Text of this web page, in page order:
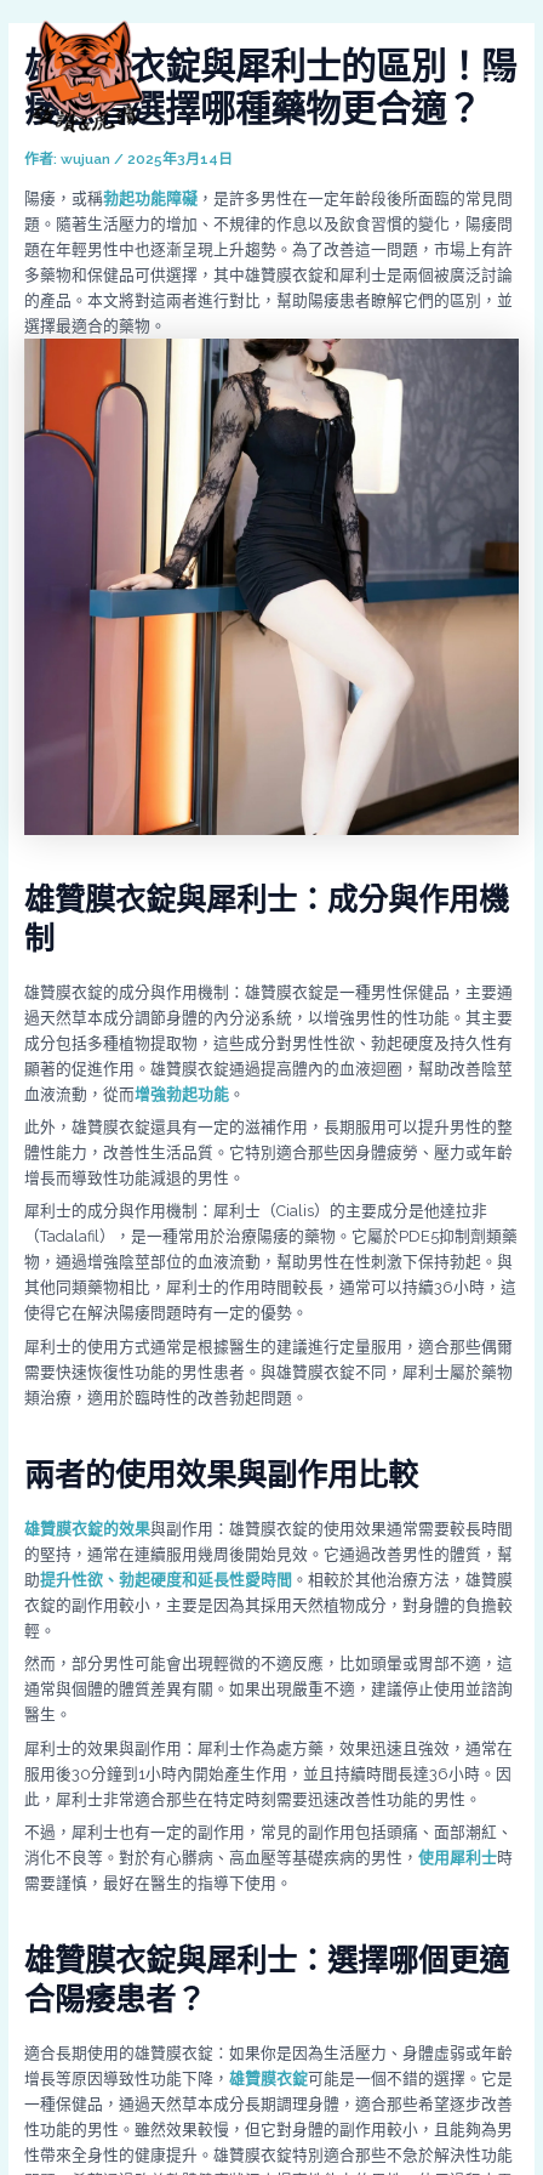
雄贊膜衣錠與犀利士的區別！陽
痿患者選擇哪種藥物更合適？
作者: wujuan / 2025年3月14日
陽痿，或稱勃起功能障礙，是許多男性在一定年齡段後所面臨的常見問
題。隨著生活壓力的增加、不規律的作息以及飲食習慣的變化，陽痿問
題在年輕男性中也逐漸呈現上升趨勢。為了改善這一問題，市場上有許
多藥物和保健品可供選擇，其中雄贊膜衣錠和犀利士是兩個被廣泛討論
的產品。本文將對這兩者進行對比，幫助陽痿患者瞭解它們的區別，並
選擇最適合的藥物。
雄贊膜衣錠與犀利士：成分與作用機
制
雄贊膜衣錠的成分與作用機制：雄贊膜衣錠是一種男性保健品，主要通
過天然草本成分調節身體的內分泌系統，以增強男性的性功能。其主要
成分包括多種植物提取物，這些成分對男性性欲、勃起硬度及持久性有
顯著的促進作用。雄贊膜衣錠通過提高體內的血液迴圈，幫助改善陰莖
血液流動，從而增強勃起功能。
此外，雄贊膜衣錠還具有一定的滋補作用，長期服用可以提升男性的整
體性能力，改善性生活品質。它特別適合那些因身體疲勞、壓力或年齡
增長而導致性功能減退的男性。
犀利士的成分與作用機制：犀利士（Cialis）的主要成分是他達拉非
（Tadalafil），是一種常用於治療陽痿的藥物。它屬於PDE5抑制劑類藥
物，通過增強陰莖部位的血液流動，幫助男性在性刺激下保持勃起。與
其他同類藥物相比，犀利士的作用時間較長，通常可以持續36小時，這
使得它在解決陽痿問題時有一定的優勢。
犀利士的使用方式通常是根據醫生的建議進行定量服用，適合那些偶爾
需要快速恢復性功能的男性患者。與雄贊膜衣錠不同，犀利士屬於藥物
類治療，適用於臨時性的改善勃起問題。
兩者的使用效果與副作用比較
雄贊膜衣錠的效果與副作用：雄贊膜衣錠的使用效果通常需要較長時間
的堅持，通常在連續服用幾周後開始見效。它通過改善男性的體質，幫
助提升性欲、勃起硬度和延長性愛時間 。相較於其他治療方法，雄贊膜
衣錠的副作用較小，主要是因為其採用天然植物成分，對身體的負擔較
輕。
然而，部分男性可能會出現輕微的不適反應，比如頭暈或胃部不適，這
通常與個體的體質差異有關。如果出現嚴重不適，建議停止使用並諮詢
醫生。
犀利士的效果與副作用：犀利士作為處方藥，效果迅速且強效，通常在
服用後30分鐘到1小時內開始產生作用，並且持續時間長達36小時。因
此，犀利士非常適合那些在特定時刻需要迅速改善性功能的男性。
不過，犀利士也有一定的副作用，常見的副作用包括頭痛、面部潮紅、
消化不良等。對於有心髒病、高血壓等基礎疾病的男性， 使用犀利士時
需要謹慎，最好在醫生的指導下使用。
雄贊膜衣錠與犀利士：選擇哪個更適
合陽痿患者？
適合長期使用的雄贊膜衣錠：如果你是因為生活壓力、身體虛弱或年齡
增長等原因導致性功能下降， 雄贊膜衣錠可能是一個不錯的選擇。它是
一種保健品，通過天然草本成分長期調理身體，適合那些希望逐步改善
性功能的男性。雖然效果較慢，但它對身體的副作用較小，且能夠為男
性帶來全身性的健康提升。雄贊膜衣錠特別適合那些不急於解決性功能
navigation